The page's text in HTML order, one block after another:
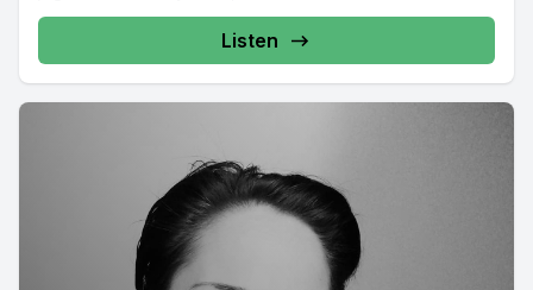
Listen